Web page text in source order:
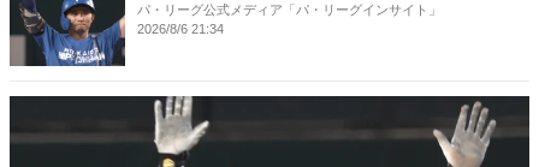
パ・リーグ公式メディア「パ・リーグインサイト」
2026/8/6 21:34